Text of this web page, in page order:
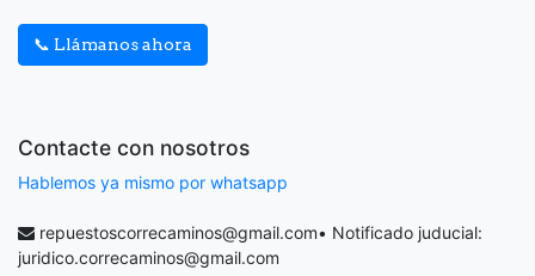
📞 Llámanos ahora
Contacte con nosotros
Hablemos ya mismo por whatsapp
repuestoscorrecaminos@gmail.com• Notificado juducial:
juridico.correcaminos@gmail.com